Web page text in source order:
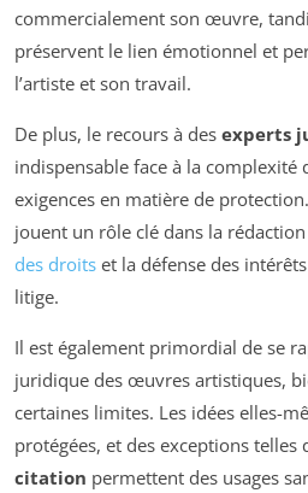
commercialement son œuvre,
préservent le lien émotionnel et
l’artiste et son travail.
De plus, le recours à des experts
indispensable face à la complexité
exigences en matière de
jouent un rôle clé dans la
des droits et la défense des
litige.
Il est également primordial de se
juridique des œuvres artistiques,
certaines limites. Les idées elles-
protégées, et des exceptions telles
citation permettent des usages